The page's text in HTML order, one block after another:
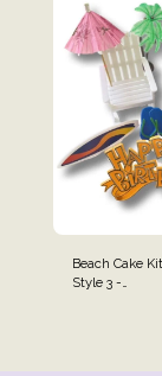
torta di
granchio
Beach Cake Kit
Style 3 -